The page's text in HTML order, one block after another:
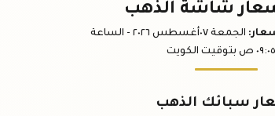
شاشة الذهب
: الجمعة ٠٧ أغسطس ٢٠٢٦ -
الساعة
٠٩:٠٥ ص بتوقيت الكويت
سبائك الذهب